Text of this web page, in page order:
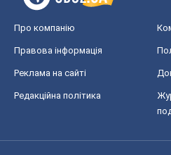
Про компанію
Правова інформація
Реклама на сайті
Редакційна політика